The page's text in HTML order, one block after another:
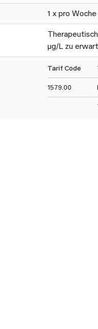
1 x pro Woche
µg/L zu
Tarif Code
1579.00